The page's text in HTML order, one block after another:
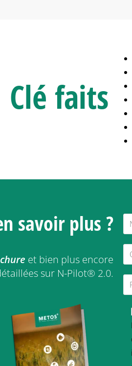
Clé faits
savoir plus ?
et bien plus encore
sur N-Pilot® 2.0.